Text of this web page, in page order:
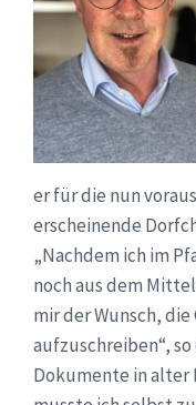
er für die nun
erscheinende
„Nachdem ich im
noch aus dem
mir der Wunsch,
aufzuschreiben“,
Dokumente in alter